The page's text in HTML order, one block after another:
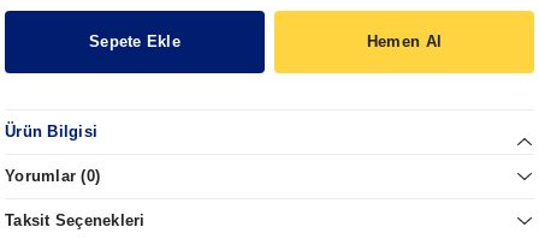
Sepete Ekle Hemen Al
Ürün Bilgisi
Yorumlar (0)
Taksit Seçenekleri